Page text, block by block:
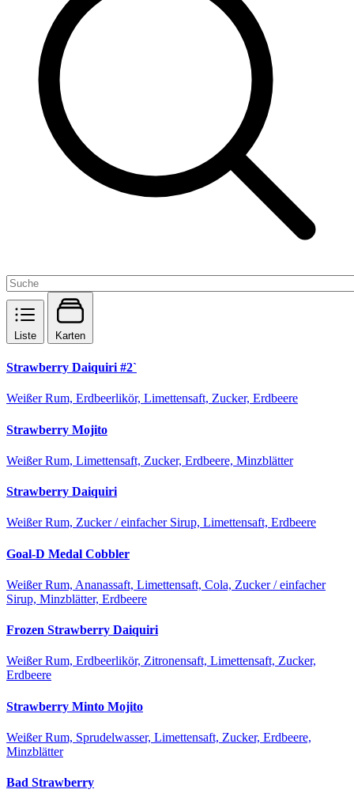
Liste Karten
Strawberry Daiquiri #2`
Weißer Rum, Erdbeerlikör, Limettensaft, Zucker, Erdbeere
Strawberry Mojito
Weißer Rum, Limettensaft, Zucker, Erdbeere, Minzblätter
Strawberry Daiquiri
Weißer Rum, Zucker / einfacher Sirup, Limettensaft, Erdbeere
Goal-D Medal Cobbler
Weißer Rum, Ananassaft, Limettensaft, Cola, Zucker / einfacher
Sirup, Minzblätter, Erdbeere
Frozen Strawberry Daiquiri
Weißer Rum, Erdbeerlikör, Zitronensaft, Limettensaft, Zucker,
Erdbeere
Strawberry Minto Mojito
Weißer Rum, Sprudelwasser, Limettensaft, Zucker, Erdbeere,
Minzblätter
Bad Strawberry